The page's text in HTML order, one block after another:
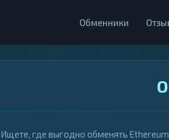
Обменники
Ищете, где выгодно обменять